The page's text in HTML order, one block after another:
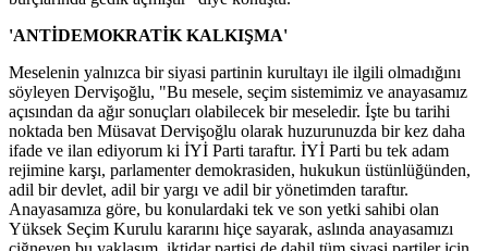
'ANTİDEMOKRATİK KALKIŞMA'
Meselenin yalnızca bir siyasi partinin kurultayı ile ilgili olmadığını
söyleyen Dervişoğlu, "Bu mesele, seçim sistemimiz ve anayasamız
açısından da ağır sonuçları olabilecek bir meseledir. İşte bu tarihi
noktada ben Müsavat Dervişoğlu olarak huzurunuzda bir kez daha
ifade ve ilan ediyorum ki İYİ Parti taraftır. İYİ Parti bu tek adam
rejimine karşı, parlamenter demokrasiden, hukukun üstünlüğünden,
adil bir devlet, adil bir yargı ve adil bir yönetimden taraftır.
Anayasamıza göre, bu konulardaki tek ve son yetki sahibi olan
Yüksek Seçim Kurulu kararını hiçe sayarak, aslında anayasamızı